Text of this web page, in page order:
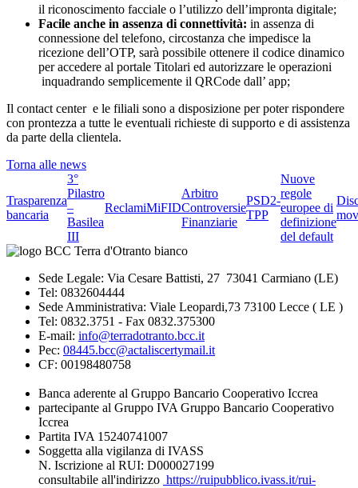
il riconoscimento facciale o l’utilizzo dell’impronta digitale;
Facile anche in assenza di connettività: in assenza di
connessione del telefono, circostanza che impedisce la
ricezione dell’OTP, sarà possibile ottenere il codice dinamico
per accedere al portale Titolari ed autorizzare le operazioni
inquadrando semplicemente il QRCode dall’ app;
Il contact center e le filiali sono a disposizione per poter rispondere
con prontezza a tutte le eventuali richieste di supporto e di assistenza
da parte della clientela.
Torna alle news
Trasparenza
bancaria
3°
Pilastro
–
Basilea
III
ReclamiMiFID
Arbitro
Controversie
Finanziarie
PSD2-
TPP
Nuove
regole
europee di
definizione
del default
Sede Legale: Via Cesare Battisti, 27 73041 Carmiano (LE)
Tel: 0832604444
Sede Amministrativa: Viale Leopardi,73 73100 Lecce ( LE )
Tel: 0832.3751 - Fax 0832.375300
E-mail: info@terradotranto.bcc.it
Pec: 08445.bcc@actaliscertymail.it
CF: 00198480758
Banca aderente al Gruppo Bancario Cooperativo Iccrea
partecipante al Gruppo IVA Gruppo Bancario Cooperativo
Iccrea
Partita IVA 15240741007
Soggetta alla vigilanza di IVASS
N. Iscrizione al RUI: D000027199
consultabile all'indirizzo https://ruipubblico.ivass.it/rui-